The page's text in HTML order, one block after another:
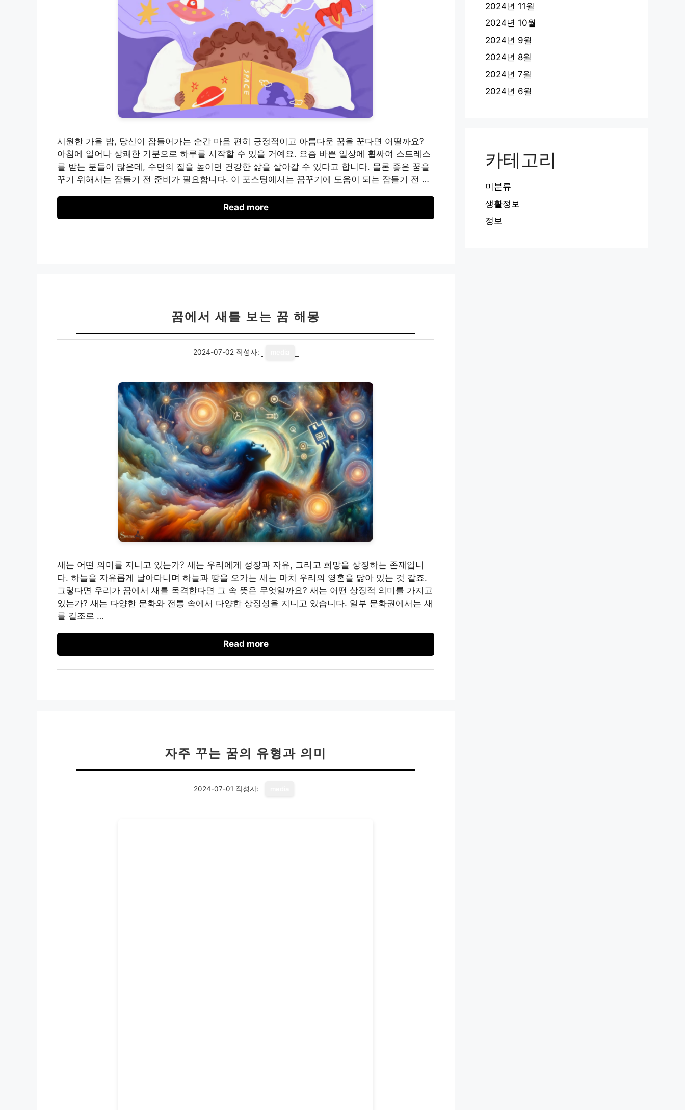
시원한 가을 밤, 당신이 잠들어가는 순간 마음 편히 긍정적이고 아름다운 꿈을 꾼다면 어떨까요?
아침에 일어나 상쾌한 기분으로 하루를 시작할 수 있을 거예요. 요즘 바쁜 일상에 휩싸여 스트레스
를 받는 분들이 많은데, 수면의 질을 높이면 건강한 삶을 살아갈 수 있다고 합니다. 물론 좋은 꿈을
꾸기 위해서는 잠들기 전 준비가 필요합니다. 이 포스팅에서는 꿈꾸기에 도움이 되는 잠들기 전 …
Read more
꿈에서 새를 보는 꿈 해몽
2024-07-02 작성자:
새는 어떤 의미를 지니고 있는가? 새는 우리에게 성장과 자유, 그리고 희망을 상징하는 존재입니
다. 하늘을 자유롭게 날아다니며 하늘과 땅을 오가는 새는 마치 우리의 영혼을 닮아 있는 것 같죠.
그렇다면 우리가 꿈에서 새를 목격한다면 그 속 뜻은 무엇일까요? 새는 어떤 상징적 의미를 가지고
있는가? 새는 다양한 문화와 전통 속에서 다양한 상징성을 지니고 있습니다. 일부 문화권에서는 새
를 길조로 …
Read more
자주 꾸는 꿈의 유형과 의미
2024-07-01 작성자:
2024년 11월
2024년 10월
2024년 9월
2024년 8월
2024년 7월
2024년 6월
카테고리
미분류
생활정보
정보